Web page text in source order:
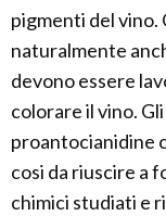
pigmenti del
naturalmente
devono essere
colorare il vino.
proantocianidine
cosi da riuscire a
chimici studiati e